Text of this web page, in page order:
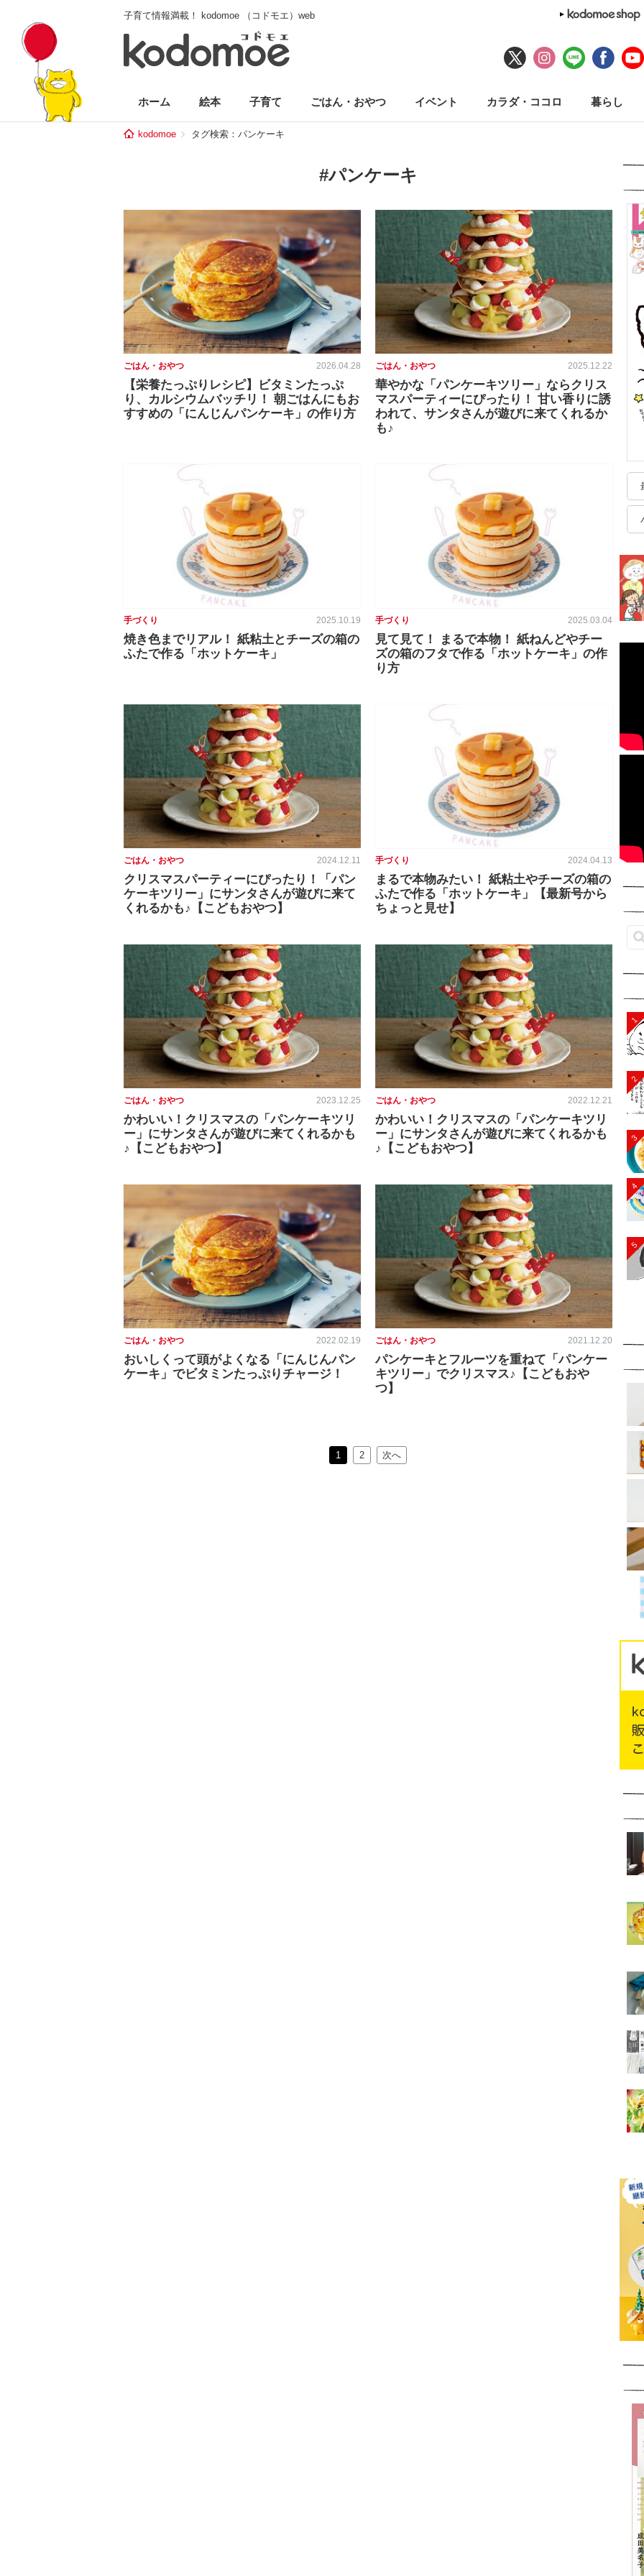
子育て情報満載！ kodomoe （コドモエ）web
ホーム 絵本 子育て ごはん・おやつ イベント カラダ・ココロ 暮らし
kodomoe タグ検索：パンケーキ
#パンケーキ
ごはん・おやつ 2026.04.28
【栄養たっぷりレシピ】ビタミンたっぷ
り、カルシウムバッチリ！ 朝ごはんにもお
すすめの「にんじんパンケーキ」の作り方
ごはん・おやつ 2025.12.22
華やかな「パンケーキツリー」ならクリス
マスパーティーにぴったり！ 甘い香りに誘
われて、サンタさんが遊びに来てくれるか
も♪
手づくり 2025.10.19
焼き色までリアル！ 紙粘土とチーズの箱の
ふたで作る「ホットケーキ」
手づくり 2025.03.04
見て見て！ まるで本物！ 紙ねんどやチー
ズの箱のフタで作る「ホットケーキ」の作
り方
ごはん・おやつ 2024.12.11
クリスマスパーティーにぴったり！「パン
ケーキツリー」にサンタさんが遊びに来て
くれるかも♪【こどもおやつ】
手づくり 2024.04.13
まるで本物みたい！ 紙粘土やチーズの箱の
ふたで作る「ホットケーキ」【最新号から
ちょっと見せ】
ごはん・おやつ 2023.12.25
かわいい！クリスマスの「パンケーキツリ
ー」にサンタさんが遊びに来てくれるかも
♪【こどもおやつ】
ごはん・おやつ 2022.12.21
かわいい！クリスマスの「パンケーキツリ
ー」にサンタさんが遊びに来てくれるかも
♪【こどもおやつ】
ごはん・おやつ 2022.02.19
おいしくって頭がよくなる「にんじんパン
ケーキ」でビタミンたっぷりチャージ！
ごはん・おやつ 2021.12.20
パンケーキとフルーツを重ねて「パンケー
キツリー」でクリスマス♪【こどもおや
つ】
1 2 次へ
1
2
3
4
5